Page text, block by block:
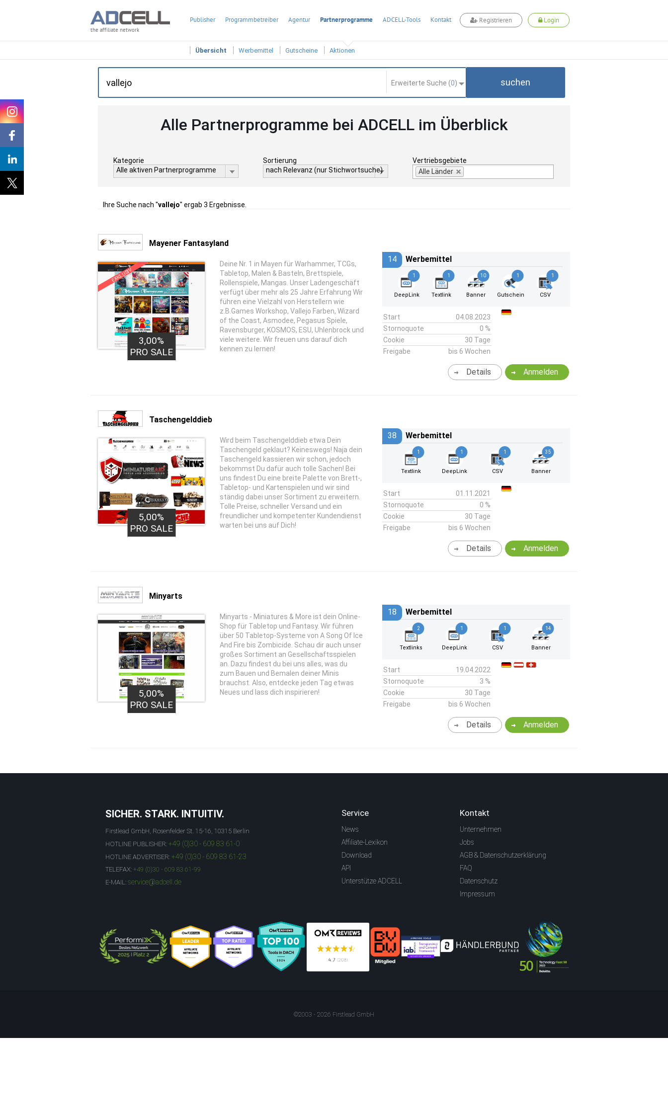
the affiliate network
Publisher Programmbetreiber Agentur Partnerprogramme ADCELL-Tools Kontakt Registrieren Login
Übersicht Werbemittel Gutscheine Aktionen
Erweiterte Suche (0) suchen
Alle Partnerprogramme bei ADCELL im Überblick
Kategorie
Alle aktiven Partnerprogramme
Sortierung
nach Relevanz (nur Stichwortsuche)
Vertriebsgebiete
Alle Länder
Ihre Suche nach "vallejo" ergab 3 Ergebnisse.
Mayener Fantasyland
EXKLUSIV
3,00%
PRO SALE
Deine Nr. 1 in Mayen für Warhammer, TCGs,
Tabletop, Malen & Basteln, Brettspiele,
Rollenspiele, Mangas. Unser Ladengeschäft
verfügt über mehr als 25 Jahre Erfahrung Wir
führen eine Vielzahl von Herstellern wie
z.B.Games Workshop, Vallejo Farben, Wizard
of the Coast, Asmodee, Pegasus Spiele,
Ravensburger, KOSMOS, ESU, Uhlenbrock und
viele weitere. Wir freuen uns darauf dich
kennen zu lernen!
14 Werbemittel
1
DeepLink
1
Textlink
10
Banner
1
Gutschein
1
CSV
Start
04.08.2023
Stornoquote
0 %
Cookie
30 Tage
Freigabe
bis 6 Wochen
Anmelden
Details
Taschengelddieb
5,00%
PRO SALE
Wird beim Taschengelddieb etwa Dein
Taschengeld geklaut? Keineswegs! Naja dein
Taschengeld kassieren wir schon, jedoch
bekommst Du dafür auch tolle Sachen! Bei
uns findest Du eine breite Palette von Brett-,
Tabletop- und Kartenspielen und wir sind
ständig dabei unser Sortiment zu erweitern.
Tolle Preise, schneller Versand und ein
freundlicher und kompetenter Kundendienst
warten bei uns auf Dich!
38 Werbemittel
1
Textlink
1
DeepLink
1
CSV
35
Banner
Start
01.11.2021
Stornoquote
0 %
Cookie
30 Tage
Freigabe
bis 6 Wochen
Anmelden
Details
Minyarts
5,00%
PRO SALE
Minyarts - Miniatures & More ist dein Online-
Shop für Tabletop und Fantasy. Wir führen
über 50 Tabletop-Systeme von A Song Of Ice
And Fire bis Zombicide. Schau dir auch unser
großes Sortiment an Gesellschaftsspielen
an. Dazu findest du bei uns alles, was du
zum Bauen und Bemalen deiner Minis
brauchst. Also, entdecke jeden Tag etwas
Neues und lass dich inspirieren!
18 Werbemittel
2
Textlinks
1
DeepLink
1
CSV
14
Banner
Start
19.04.2022
Stornoquote
3 %
Cookie
30 Tage
Freigabe
bis 6 Wochen
Anmelden
Details
SICHER. STARK. INTUITIV.
Firstlead GmbH, Rosenfelder St. 15-16, 10315 Berlin
HOTLINE PUBLISHER: +49 (0)30 - 609 83 61-0
HOTLINE ADVERTISER: +49 (0)30 - 609 83 61-23
TELEFAX: +49 (0)30 - 609 83 61-99
E-MAIL: service@adcell.de
Service
News
Affiliate-Lexikon
Download
API
Unterstütze ADCELL
Kontakt
Unternehmen
Jobs
AGB & Datenschutzerklärung
FAQ
Datenschutz
Impressum
©2003 - 2026 Firstlead GmbH